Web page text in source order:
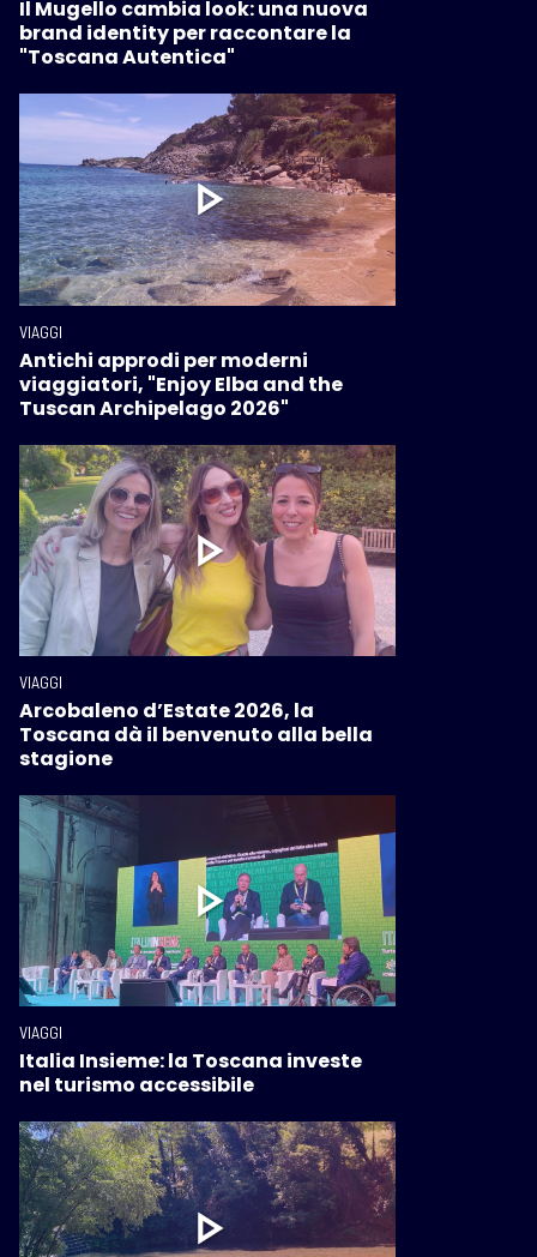
Il Mugello cambia look: una nuova
brand identity per raccontare la
"Toscana Autentica"
VIAGGI
Antichi approdi per moderni
viaggiatori, "Enjoy Elba and the
Tuscan Archipelago 2026"
VIAGGI
Arcobaleno d’Estate 2026, la
Toscana dà il benvenuto alla bella
stagione
VIAGGI
Italia Insieme: la Toscana investe
nel turismo accessibile